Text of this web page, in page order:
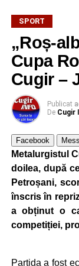
SPORT
„Roș-
Cupa
Cugir –
Publicat
De Cugir
Facebook
Metalurgistul
doilea, după
Petroșani,
înscris în
a obținut o
competiției,
Partida a fost